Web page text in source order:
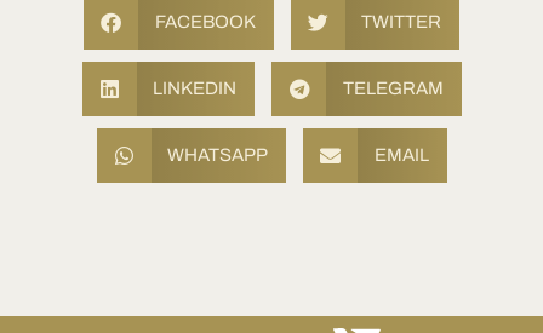
FACEBOOK TWITTER
LINKEDIN TELEGRAM
WHATSAPP EMAIL